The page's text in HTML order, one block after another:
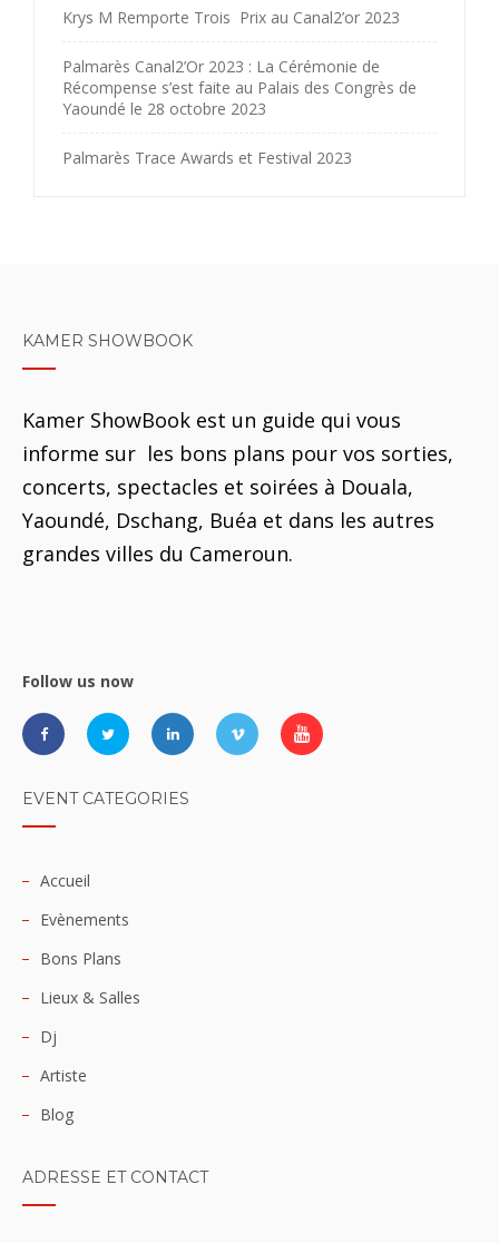
Krys M Remporte Trois Prix au Canal2’or 2023
Palmarès Canal2’Or 2023 : La Cérémonie de
Récompense s’est faite au Palais des Congrès de
Yaoundé le 28 octobre 2023
Palmarès Trace Awards et Festival 2023
KAMER SHOWBOOK
Kamer ShowBook est un guide qui vous
informe sur les bons plans pour vos sorties,
concerts, spectacles et soirées à Douala,
Yaoundé, Dschang, Buéa et dans les autres
grandes villes du Cameroun.
Follow us now
EVENT CATEGORIES
Accueil
Evènements
Bons Plans
Lieux & Salles
Dj
Artiste
Blog
ADRESSE ET CONTACT